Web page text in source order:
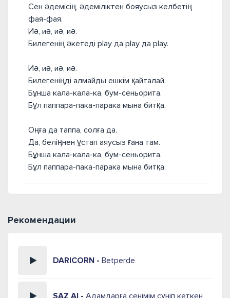
Сен әдемісің, әдеміліктен бояусыз келбетің
фая-фая.
Иә, иә, иә, иә.
Билегенің әкетеді play да play да play.
Иә, иә, иә, иә.
Билегеніңді алмайды ешкім қайталай.
Бұнша кала-кала-ка, бум-сеньорита.
Бұл паппара-пака-парака мына битқа.
Оңға да таппа, солға да.
Да, беліңнен ұстап аяусыз ғана там.
Бұнша кала-кала-ка, бум-сеньорита.
Бұл паппара-пака-парака мына битқа.
Рекомендации
DARICORN - Betperde
SAZ AI - Адамдарға сенімім сүніп кеткен